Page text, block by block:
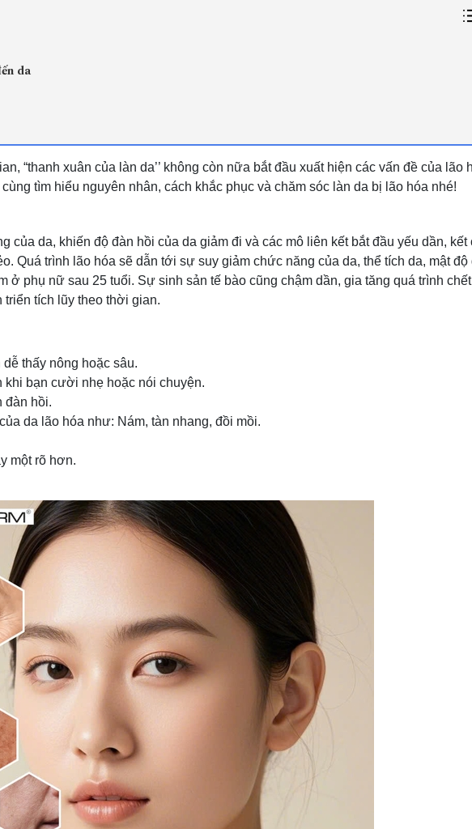
da
“thanh xuân của làn da’’ không còn nữa bắt đầu xuất hiện các vấn đề của lão
tìm hiểu nguyên nhân, cách khắc phục và chăm sóc làn da bị lão hóa nhé!
của da, khiến độ đàn hồi của da giảm đi và các mô liên kết bắt đầu yếu dần, kết
Quá trình lão hóa sẽ dẫn tới sự suy giảm chức năng của da, thể tích da, mật độ
ở phụ nữ sau 25 tuổi. Sự sinh sản tế bào cũng chậm dần, gia tăng quá trình
tích lũy theo thời gian.
thấy nông hoặc sâu.
bạn cười nhẹ hoặc nói chuyện.
đàn hồi.
da lão hóa như: Nám, tàn nhang, đồi mồi.
một rõ hơn.